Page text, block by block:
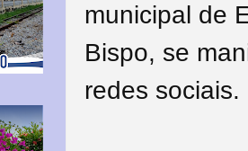
municipal de
Bispo, se
redes sociais.